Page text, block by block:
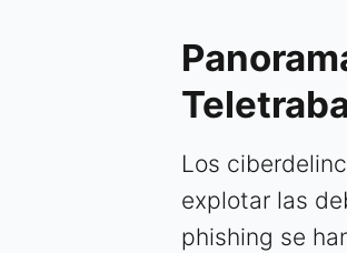
Los
explotar las
phishing se